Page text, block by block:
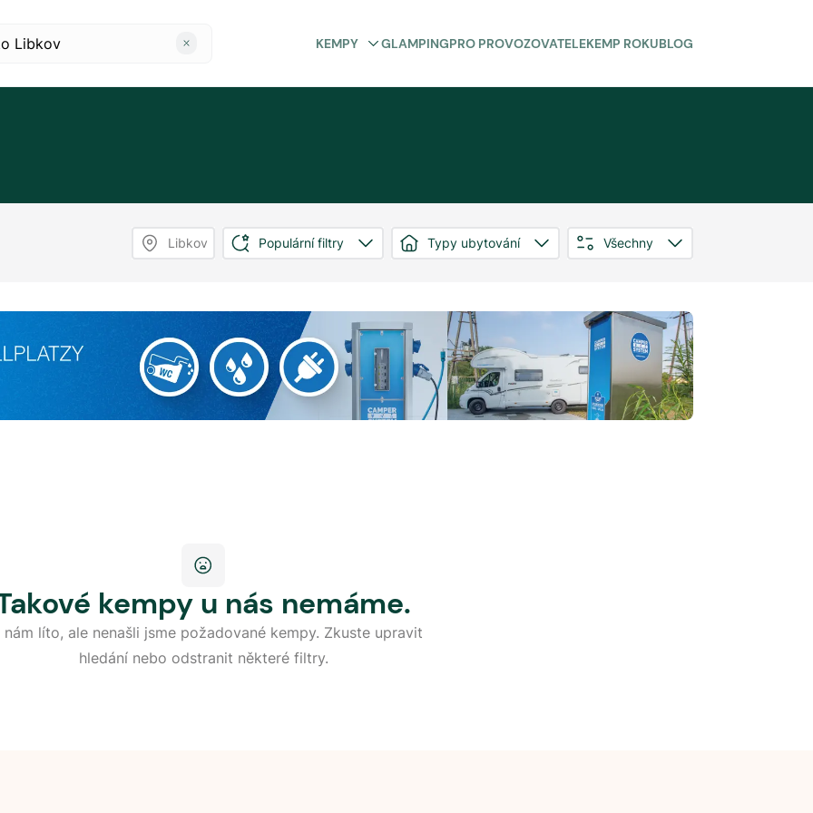
KEMPY GLAMPINGPRO PROVOZOVATELEKEMP ROKUBLOG
Libkov Populární filtry Typy ubytování Všechny
kempy u nás nemáme.
nám líto, ale nenašli jsme požadované kempy. Zkuste upravit
hledání nebo odstranit některé filtry.